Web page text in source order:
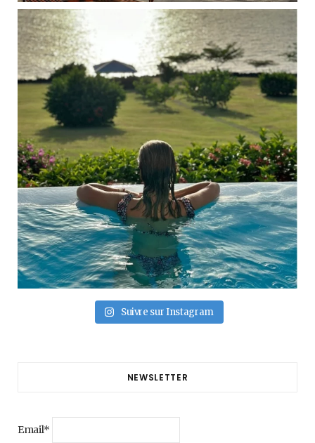
Suivre sur Instagram
NEWSLETTER
Email*